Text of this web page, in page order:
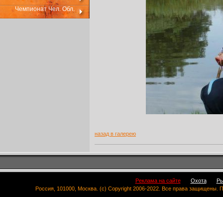
Чемпионат Чел. Обл.
назад в галерею
Реклама на сайте Охота
Россия, 101000, Москва. (c) Copyright 2006-2022. Все права защищены.